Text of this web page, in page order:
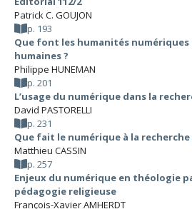
Patrick C. GOUJON
p. 193
Que font les humanités numériques
humaines ?
Philippe HUNEMAN
p. 201
L’usage du numérique dans la
David PASTORELLI
p. 231
Que fait le numérique à la
Matthieu CASSIN
p. 257
Enjeux du numérique en théologie
pédagogie religieuse
François-Xavier AMHERDT